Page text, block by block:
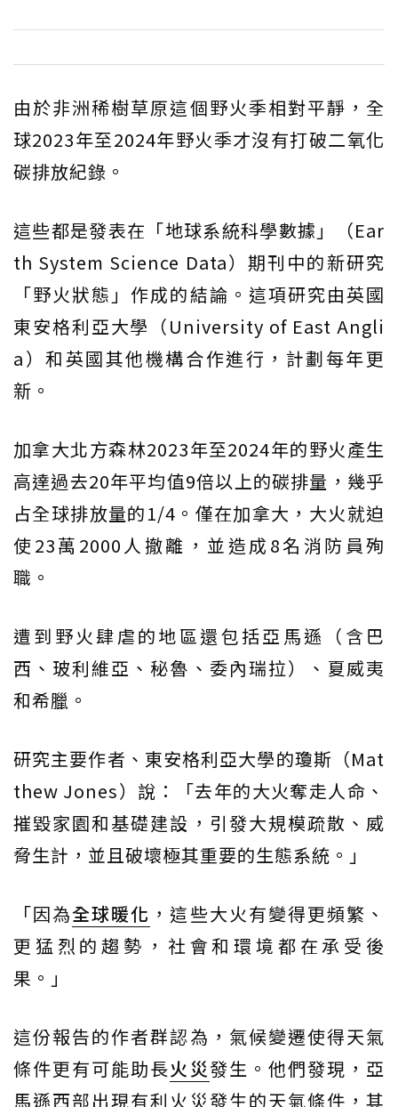
由於非洲稀樹草原這個野火季相對平靜，全
球2023年至2024年野火季才沒有打破二氧化
碳排放紀錄。
這些都是發表在「地球系統科學數據」（Ear
th System Science Data）期刊中的新研究
「野火狀態」作成的結論。這項研究由英國
東安格利亞大學（University of East Angli
a）和英國其他機構合作進行，計劃每年更
新。
加拿大北方森林2023年至2024年的野火產生
高達過去20年平均值9倍以上的碳排量，幾乎
占全球排放量的1/4。僅在加拿大，大火就迫
使23萬2000人撤離，並造成8名消防員殉
職。
遭到野火肆虐的地區還包括亞馬遜（含巴
西、玻利維亞、秘魯、委內瑞拉）、夏威夷
和希臘。
研究主要作者、東安格利亞大學的瓊斯（Mat
thew Jones）說：「去年的大火奪走人命、
摧毀家園和基礎建設，引發大規模疏散、威
脅生計，並且破壞極其重要的生態系統。」
「因為全球暖化 ，這些大火有變得更頻繁、
更猛烈的趨勢，社會和環境都在承受後
果。」
這份報告的作者群認為，氣候變遷使得天氣
條件更有可能助長火災發生。他們發現，亞
馬遜西部出現有利火災發生的天氣條件，其